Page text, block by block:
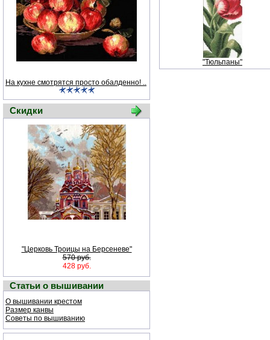
На кухне смотрятся просто обалденно! ..
Скидки
"Церковь Троицы на Берсеневе"
570 руб.
428 руб.
Статьи о вышивании
О вышивании крестом
Размер канвы
Советы по вышиванию
"Тюльпаны"